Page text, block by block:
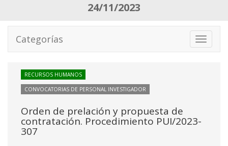
24/11/2023
Toggle
Categorías
RECURSOS HUMANOS
CONVOCATORIAS DE PERSONAL INVESTIGADOR
Orden de prelación y propuesta de
contratación. Procedimiento PUI/2023-
307